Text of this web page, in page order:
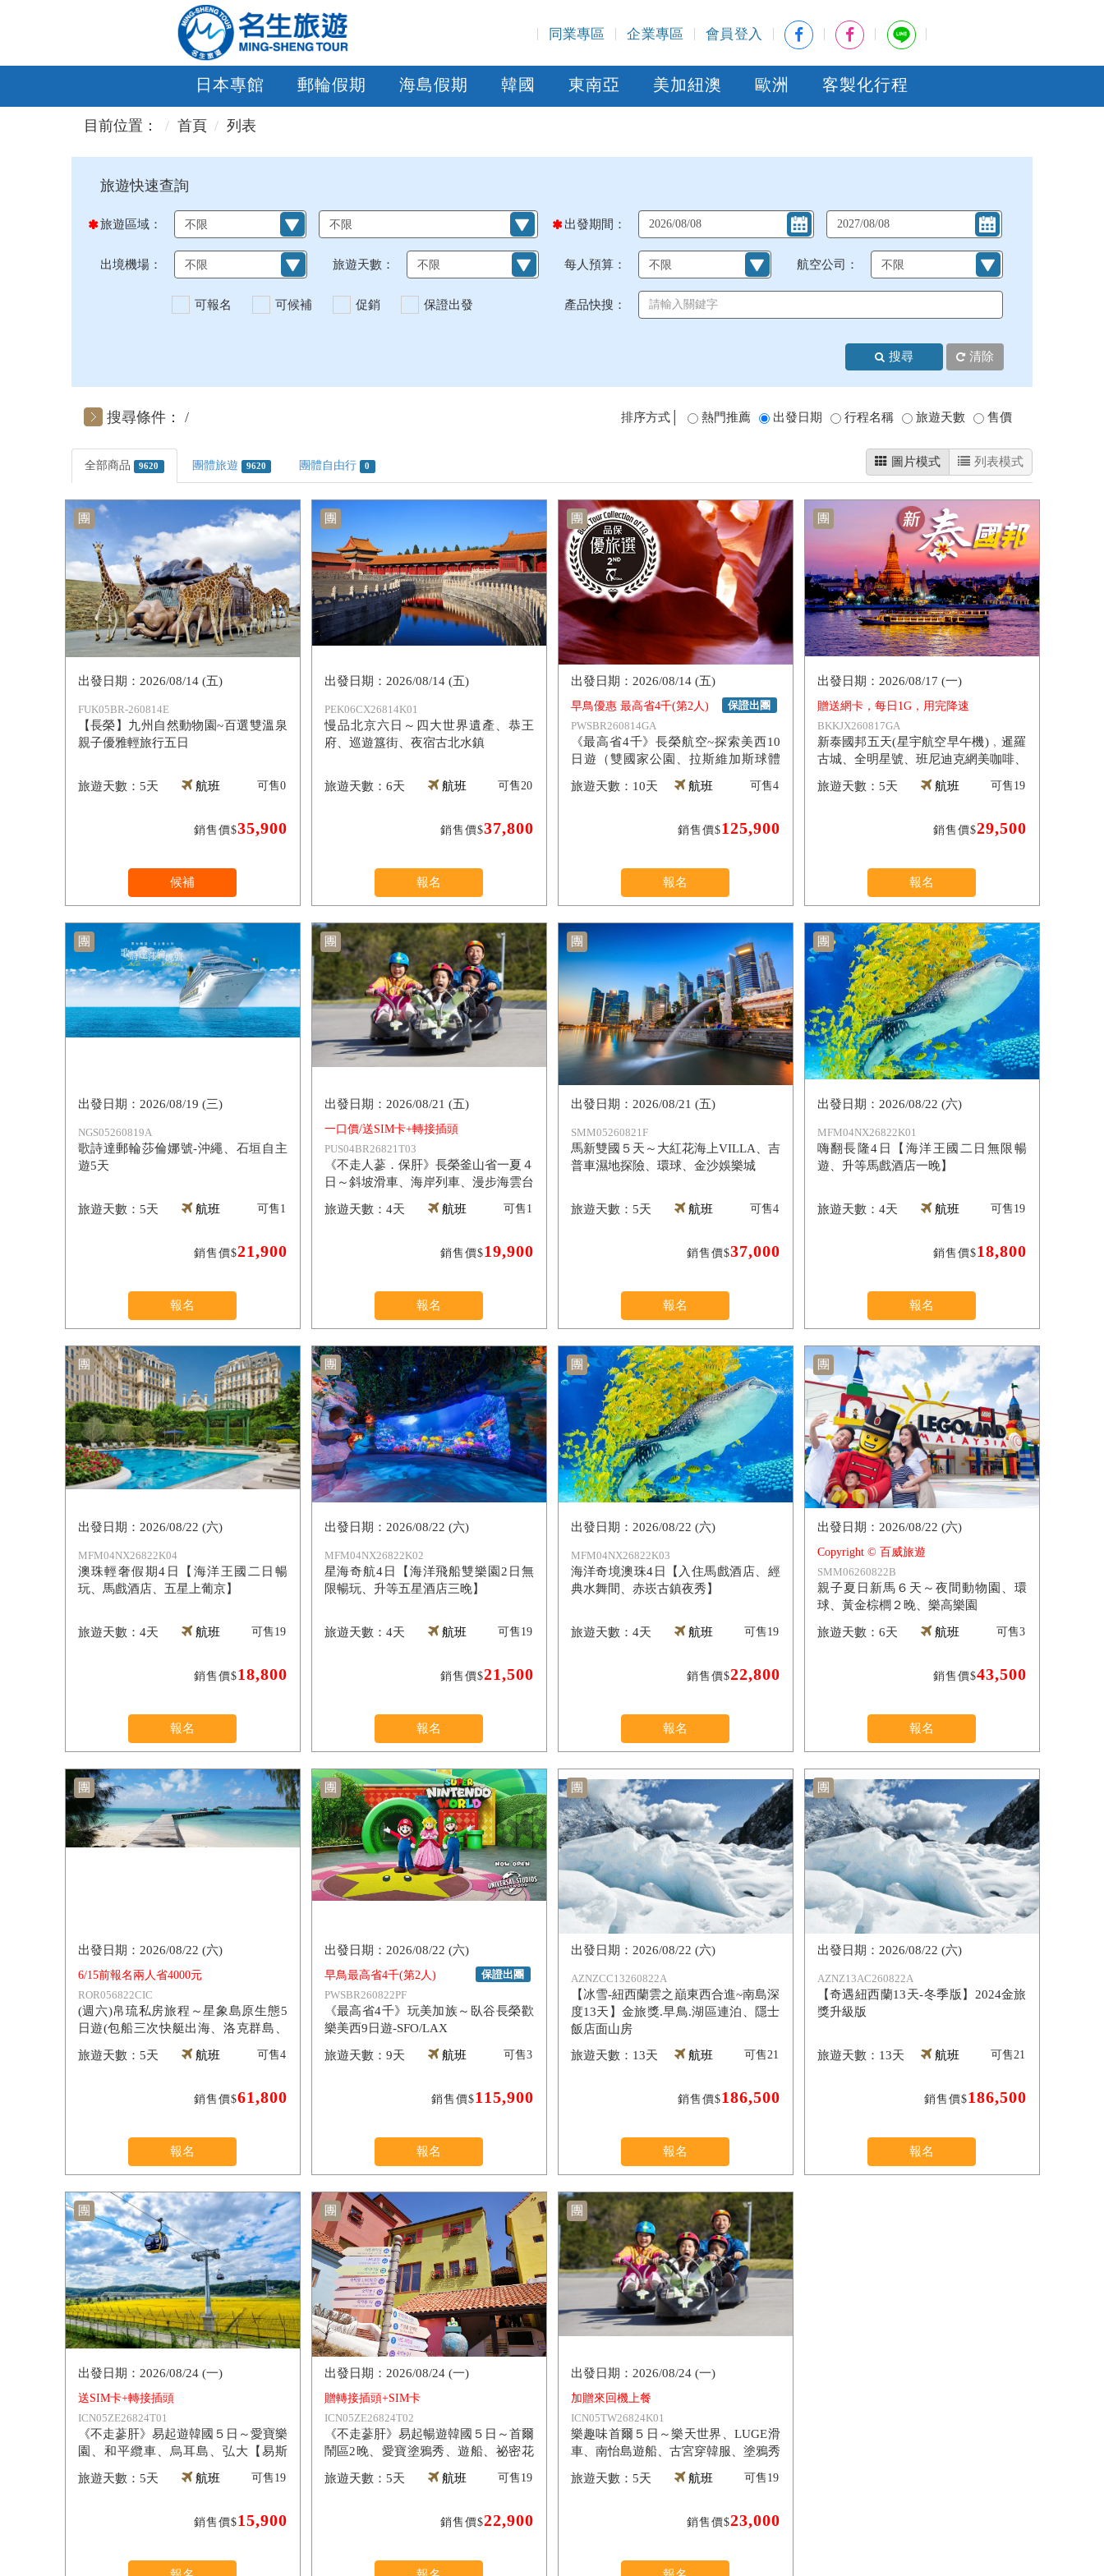
同業專區 企業專區 會員登入
日本專館 郵輪假期 海島假期 韓國 東南亞 美加紐澳 歐洲 客製化行程
目前位置： 首頁 列表
旅遊區域： 出發期間：
出境機場： 旅遊天數： 每人預算： 航空公司：
可報名 可候補 促銷 保證出發 產品快搜：
搜尋 清除
搜尋條件： 排序方式│ 熱門推薦 出發日期 行程名稱 旅遊天數 售價
全部商品 9620 團體旅遊 9620 團體自由行 0 圖片模式 列表模式
團
FUK05BR-260814E
【長榮】九州自然動物園~百選雙溫泉
親子優雅輕旅行五日
5天
2026/08/14 (五)
航班
銷售價$35,900
可售0
候補
團
PEK06CX26814K01
慢品北京六日～四大世界遺產、恭王
府、巡遊簋街、夜宿古北水鎮
6天
2026/08/14 (五)
航班
銷售價$37,800
可售20
報名
團
早鳥優惠 最高省4千(第2人)
PWSBR260814GA
《最高省4千》長榮航空~探索美西10
日遊（雙國家公園、拉斯維加斯球體
（入內參觀）、羚羊峽谷雙奇觀、環球
影城）
保證出團
10天
2026/08/14 (五)
航班
銷售價$125,900
可售4
報名
團
贈送網卡，每日1G，用完降速
BKKJX260817GA
新泰國邦五天(星宇航空早午機)﹐暹羅
古城、全明星號、班尼迪克網美咖啡、
指壓按摩翡翠灣海灘俱樂部、爽泰渡
假、莊園喬德夜市
5天
2026/08/17 (一)
航班
銷售價$29,500
可售19
報名
團
NGS05260819A
歌詩達郵輪莎倫娜號-沖繩、石垣自主
遊5天
5天
2026/08/19 (三)
航班
銷售價$21,900
可售1
報名
團
一口價/送SIM卡+轉接插頭
PUS04BR26821T03
《不走人蔘．保肝》長榮釜山省一夏４
日～斜坡滑車、海岸列車、漫步海雲台
4天
2026/08/21 (五)
航班
銷售價$19,900
可售1
報名
團
SMM05260821F
馬新雙國５天～大紅花海上VILLA、吉
普車濕地探險、環球、金沙娛樂城
5天
2026/08/21 (五)
航班
銷售價$37,000
可售4
報名
團
MFM04NX26822K01
嗨翻長隆4日【海洋王國二日無限暢
遊、升等馬戲酒店一晚】
4天
2026/08/22 (六)
航班
銷售價$18,800
可售19
報名
團
MFM04NX26822K04
澳珠輕奢假期4日【海洋王國二日暢
玩、馬戲酒店、五星上葡京】
4天
2026/08/22 (六)
航班
銷售價$18,800
可售19
報名
團
MFM04NX26822K02
星海奇航4日【海洋飛船雙樂園2日無
限暢玩、升等五星酒店三晚】
4天
2026/08/22 (六)
航班
銷售價$21,500
可售19
報名
團
MFM04NX26822K03
海洋奇境澳珠4日【入住馬戲酒店、經
典水舞間、赤崁古鎮夜秀】
4天
2026/08/22 (六)
航班
銷售價$22,800
可售19
報名
團
Copyright © 百威旅遊
SMM06260822B
親子夏日新馬６天～夜間動物園、環
球、黃金棕櫚２晚、樂高樂園
6天
2026/08/22 (六)
航班
銷售價$43,500
可售3
報名
團
6/15前報名兩人省4000元
ROR056822CIC
(週六)帛琉私房旅程～星象島原生態5
日遊(包船三次快艇出海、洛克群島、
無毒水母湖、牛奶湖、大斷層、老爺度
假村）
5天
2026/08/22 (六)
航班
銷售價$61,800
可售4
報名
團
早鳥最高省4千(第2人)
PWSBR260822PF
《最高省4千》玩美加族～臥谷長榮歡
樂美西9日遊-SFO/LAX
保證出團
9天
2026/08/22 (六)
航班
銷售價$115,900
可售3
報名
團
AZNZCC13260822A
【冰雪-紐西蘭雲之巔東西合進~南島深
度13天】金旅獎.早鳥.湖區連泊、隱士
飯店面山房
13天
2026/08/22 (六)
航班
銷售價$186,500
可售21
報名
團
AZNZ13AC260822A
【奇遇紐西蘭13天-冬季版】2024金旅
獎升級版
13天
2026/08/22 (六)
航班
銷售價$186,500
可售21
報名
團
送SIM卡+轉接插頭
ICN05ZE26824T01
《不走蔘肝》易起遊韓國５日～愛寶樂
園、和平纜車、烏耳島、弘大【易斯
5天
2026/08/24 (一)
航班
銷售價$15,900
可售19
團
贈轉接插頭+SIM卡
ICN05ZE26824T02
《不走蔘肝》易起暢遊韓國５日～首爾
鬧區2晚、愛寶塗鴉秀、遊船、祕密花
5天
2026/08/24 (一)
航班
銷售價$22,900
可售19
團
加贈來回機上餐
ICN05TW26824K01
樂趣味首爾５日～樂天世界、LUGE滑
車、南怡島遊船、古宮穿韓服、塗鴉秀
5天
2026/08/24 (一)
航班
銷售價$23,000
可售19